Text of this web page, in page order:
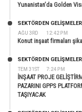
Yunanistan’da Golden
AĞU 3RD 12:42 PM
SEKTÖRDEN GELIŞMELER
Konut inşaat firmaları
TEM 31ST 7:24 PM
SEKTÖRDEN GELIŞMELER
İNŞAAT PROJE
PAZARINI GPPS
TAŞIYACAK